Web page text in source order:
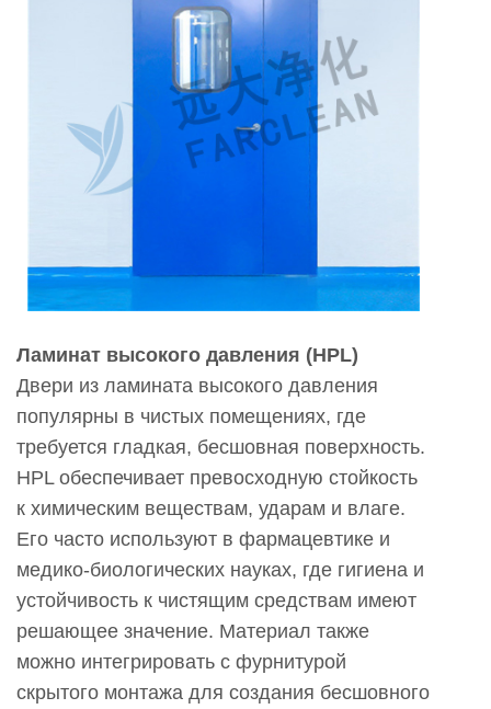
Ламинат высокого давления (HPL)
Двери из ламината высокого давления
популярны в чистых помещениях, где
требуется гладкая, бесшовная поверхность.
HPL обеспечивает превосходную стойкость
к химическим веществам, ударам и влаге.
Его часто используют в фармацевтике и
медико-биологических науках, где гигиена и
устойчивость к чистящим средствам имеют
решающее значение. Материал также
можно интегрировать с фурнитурой
скрытого монтажа для создания бесшовного